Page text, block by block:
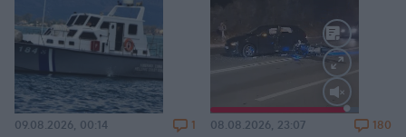
09.08.2026, 00:14 1
Loaded:
100.00%
08.08.2026, 23:07 180